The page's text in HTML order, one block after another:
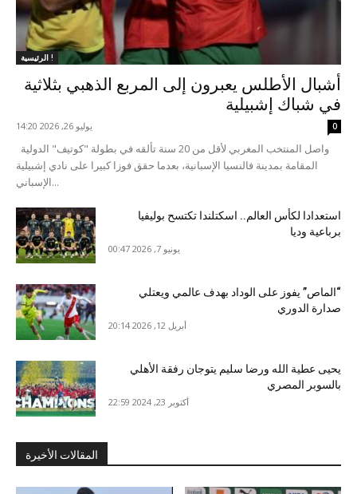
الرئيسية !
أشبال الأطلس يعبرون إلى المربع الذهبي بثلاثية
في شباك إشبيلية
يوليو 26, 2026 14:20 0
المقامة بمدينة فالنسيا الإسبانية، بعدما حقق فوزا كبيرا على نادي إشبيلية
الإسباني...
استعدادا لكأس العالم.. اسكتلندا تكتسح بوليفيا
برباعية وديا
يونيو 7, 2026 00:47
“الماص” يفوز على الوداد بهدف عالمي ويعتلي
صدارة الدوري
أبريل 12, 2026 20:14
يحيى عطية الله ورضا سليم يتوجان رفقة الأهلي
بالسوبر المصري
أكتوبر 23, 2024 22:59
المقالات الأخيرة